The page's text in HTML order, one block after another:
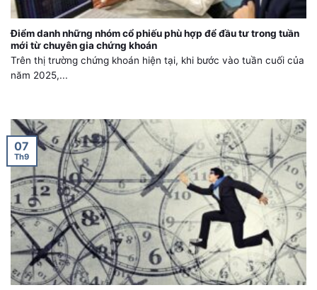
Điểm danh những nhóm cổ phiếu phù hợp để đầu tư trong tuần
mới từ chuyên gia chứng khoán
Trên thị trường chứng khoán hiện tại, khi bước vào tuần cuối của
năm 2025,...
07
Th9